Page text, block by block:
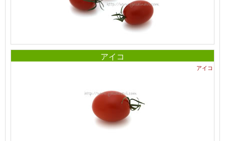
アイコ
アイコ